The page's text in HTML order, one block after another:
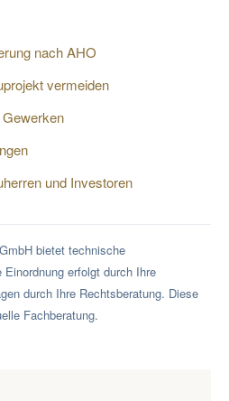
nach AHO
vermeiden
und Investoren
bietet technische
erfolgt durch Ihre
durch Ihre Rechtsberatung. Diese
Fachberatung.